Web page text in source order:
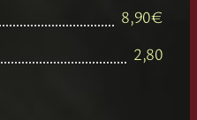
8,90€
2,80